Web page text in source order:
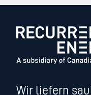
Wir liefern